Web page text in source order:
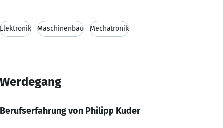
Elektronik Maschinenbau Mechatronik
Werdegang
Berufserfahrung von Philipp Kuder